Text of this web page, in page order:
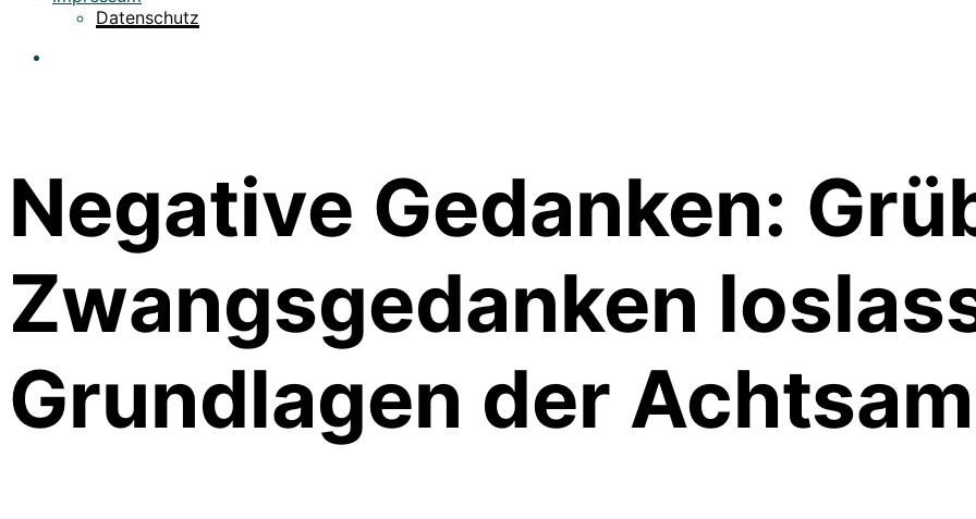
Datenschutz
Negative Gedanken:
Zwangsgedanken
Grundlagen der